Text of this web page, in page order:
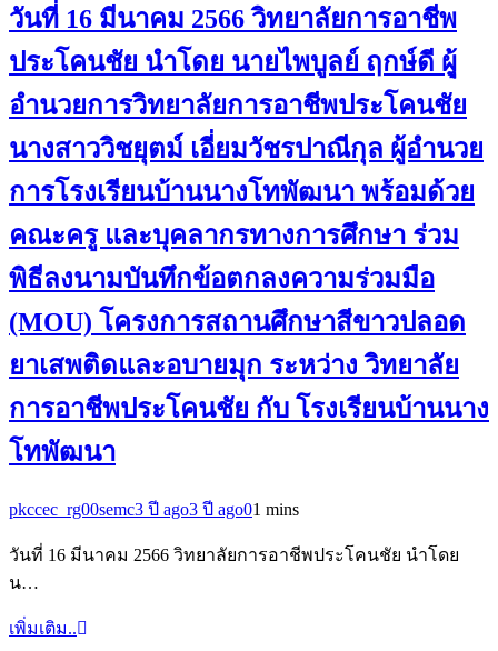
วันที่ 16 มีนาคม 2566 วิทยาลัยการอาชีพ
ประโคนชัย นำโดย นายไพบูลย์ ฤกษ์ดี ผุู้
อำนวยการวิทยาลัยการอาชีพประโคนชัย
นางสาววิชยุตม์ เอี่ยมวัชรปาณีกุล ผู้อำนวย
การโรงเรียนบ้านนางโทพัฒนา พร้อมด้วย
คณะครู และบุคลากรทางการศึกษา ร่วม
พิธีลงนามบันทึกข้อตกลงความร่วมมือ
(MOU) โครงการสถานศึกษาสีขาวปลอด
ยาเสพติดและอบายมุก ระหว่าง วิทยาลัย
การอาชีพประโคนชัย กับ โรงเรียนบ้านนาง
โทพัฒนา
pkccec_rg00semc3 ปี ago3 ปี ago01 mins
วันที่ 16 มีนาคม 2566 วิทยาลัยการอาชีพประโคนชัย นำโดย
น…
เพิ่มเติม..